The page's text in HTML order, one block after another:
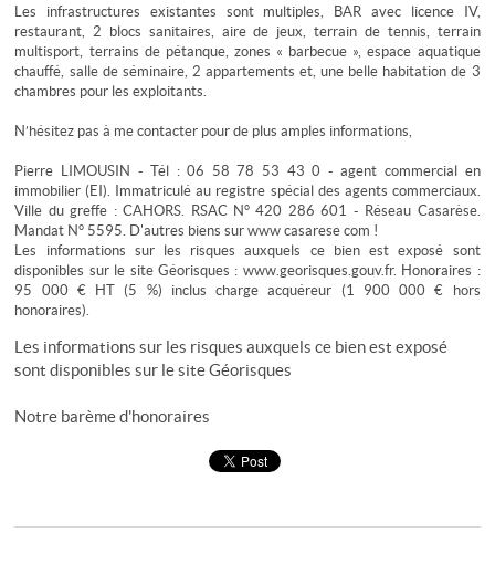
Les infrastructures existantes sont multiples, BAR avec licence IV,
restaurant, 2 blocs sanitaires, aire de jeux, terrain de tennis, terrain
multisport, terrains de pétanque, zones « barbecue », espace aquatique
chauffé, salle de séminaire, 2 appartements et, une belle habitation de 3
chambres pour les exploitants.
N’hésitez pas à me contacter pour de plus amples informations,
Pierre LIMOUSIN - Tél : 06 58 78 53 43 0 - agent commercial en
immobilier (EI). Immatriculé au registre spécial des agents commerciaux.
Ville du greffe : CAHORS. RSAC N° 420 286 601 - Réseau Casarèse.
Mandat N° 5595. D'autres biens sur www casarese com !
Les informations sur les risques auxquels ce bien est exposé sont
disponibles sur le site Géorisques : www.georisques.gouv.fr. Honoraires :
95 000 € HT (5 %) inclus charge acquéreur (1 900 000 € hors
honoraires).
Les informations sur les risques auxquels ce bien est exposé
sont disponibles sur le siteGéorisques
Notre barème d'honoraires